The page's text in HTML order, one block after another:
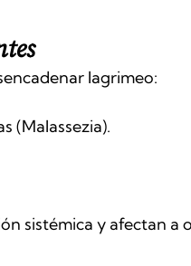
lagrimeo:
(Malassezia).
sistémica y afectan a